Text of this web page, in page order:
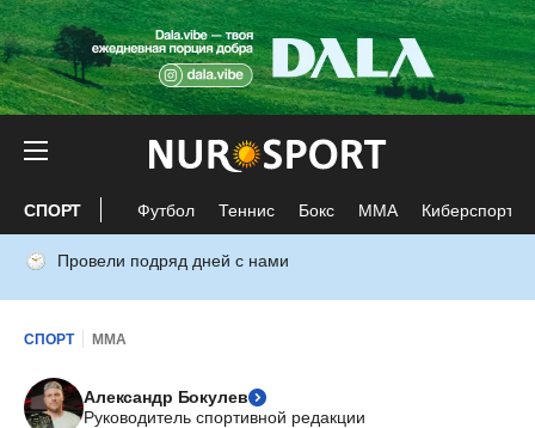
СПОРТ Футбол Теннис Бокс ММА Киберспорт
Провели подряд дней с нами
СПОРТ ММА
Александр Бокулев
Руководитель спортивной редакции